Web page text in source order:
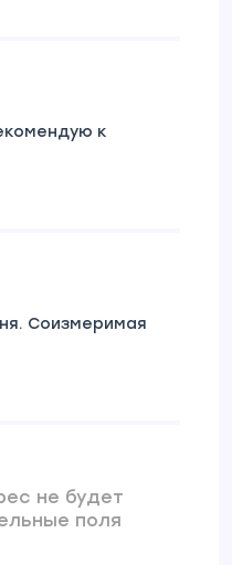
к
Соизмеримая
не будет
поля